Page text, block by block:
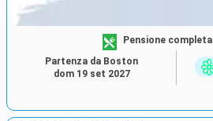
Pensione completa
Partenza da Boston
dom 19 set 2027